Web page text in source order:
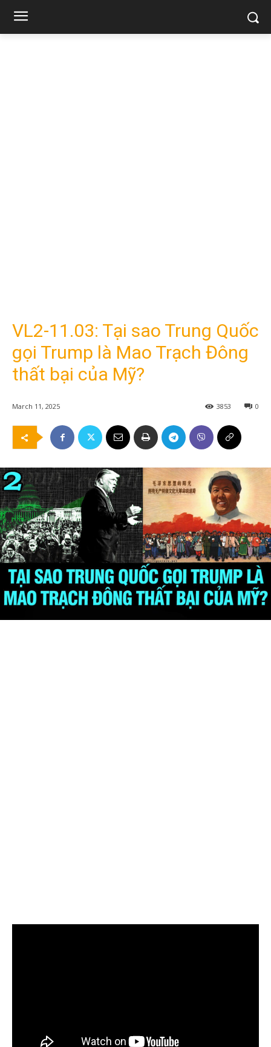
VL2-11.03: Tại sao Trung Quốc
gọi Trump là Mao Trạch Đông
thất bại của Mỹ?
March 11, 2025 0
3853